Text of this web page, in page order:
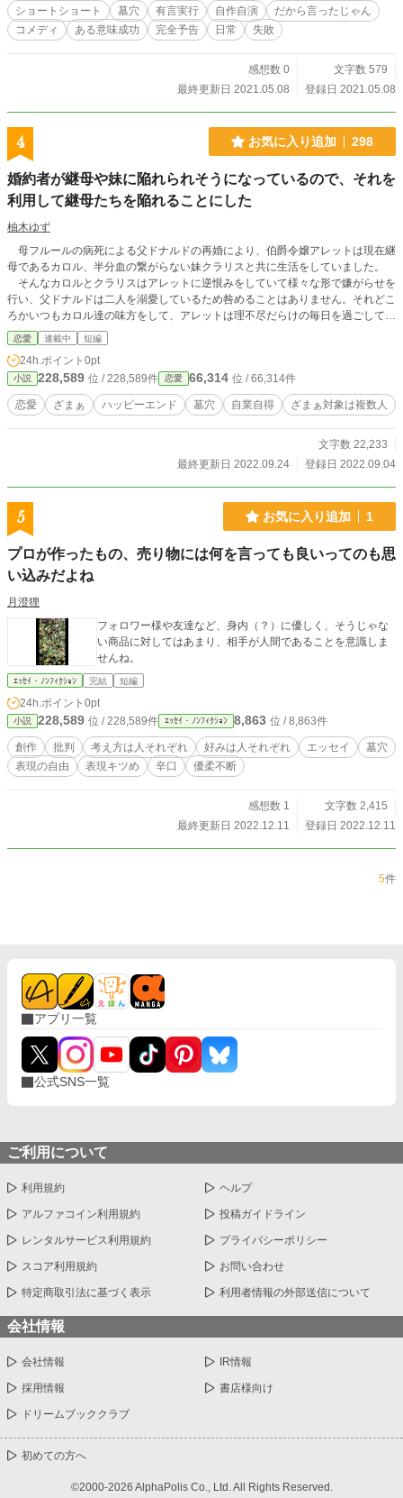
ショートショート 墓穴 有言実行 自作自演
だから言ったじゃん
コメディ
ある意味成功 完全予告 日常 失敗
感想数 0
文字数 579
最終更新日 2021.05.08
登録日 2021.05.08
4 お気に入り追加 298
婚約者が継母や妹に陥れられそうになっているので、それを
利用して継母たちを陥れることにした
柚木ゆず
母フルールの病死による父ドナルドの再婚により、伯爵令嬢アレットは現在継
母であるカロル、半分血の繋がらない妹クラリスと共に生活をしていました。
そんなカロルとクラリスはアレットに逆恨みをしていて様々な形で嫌がらせを
行い、父ドナルドは二人を溺愛しているため咎めることはありません。それどこ
ろかいつもカロル達の味方をして、アレットは理不尽だらけの毎日を過ごしてい
ました。 そしてついにカロル達は、『トドメ』となる悪巧みを計画。アレッ
トの悪事を複数個捏造し、アレットを屋敷から追い出そうとし始めるのですが―
―。カロル、クラリス、ドナルドも、まだ知りません。 様々な事情により、
手出しできずにいたアレットの婚約者オーバン。彼にその行動を利用され、まも
なく人生が一変してしまうことを。 ※申し訳ございません。タイトルを再変更
させていただきました。
恋愛 連載中 短編
24h.ポイント 0pt
小説 228,589 位 / 228,589件 恋愛 66,314 位 / 66,314件
恋愛 ざまぁ ハッピーエンド 墓穴 自業自得 ざまぁ対象は複数人
文字数 22,233
最終更新日 2022.09.24
登録日 2022.09.04
5 お気に入り追加 1
プロが作ったもの、売り物には何を言っても良いってのも思
い込みだよね
月澄狸
フォロワー様や友達など、身内（？）に優しく、そうじゃな
い商品に対してはあまり、相手が人間であることを意識しま
せんね。
ｴｯｾｲ・ﾉﾝﾌｨｸｼｮﾝ 完結 短編
24h.ポイント 0pt
小説 228,589 位 / 228,589件 ｴｯｾｲ・ﾉﾝﾌｨｸｼｮﾝ 8,863 位 / 8,863件
創作 批判 考え方は人それぞれ 好みは人それぞれ エッセイ
墓穴
表現の自由
表現キツめ 辛口 優柔不断
感想数 1
文字数 2,415
最終更新日 2022.12.11
登録日 2022.12.11
5件
アプリ一覧
公式SNS一覧
ご利用について
利用規約 ヘルプ
アルファコイン利用規約 投稿ガイドライン
レンタルサービス利用規約 プライバシーポリシー
スコア利用規約 お問い合わせ
特定商取引法に基づく表示 利用者情報の外部送信について
会社情報
会社情報 IR情報
採用情報 書店様向け
ドリームブッククラブ
初めての方へ
©2000-2026 AlphaPolis Co., Ltd. All Rights Reserved.